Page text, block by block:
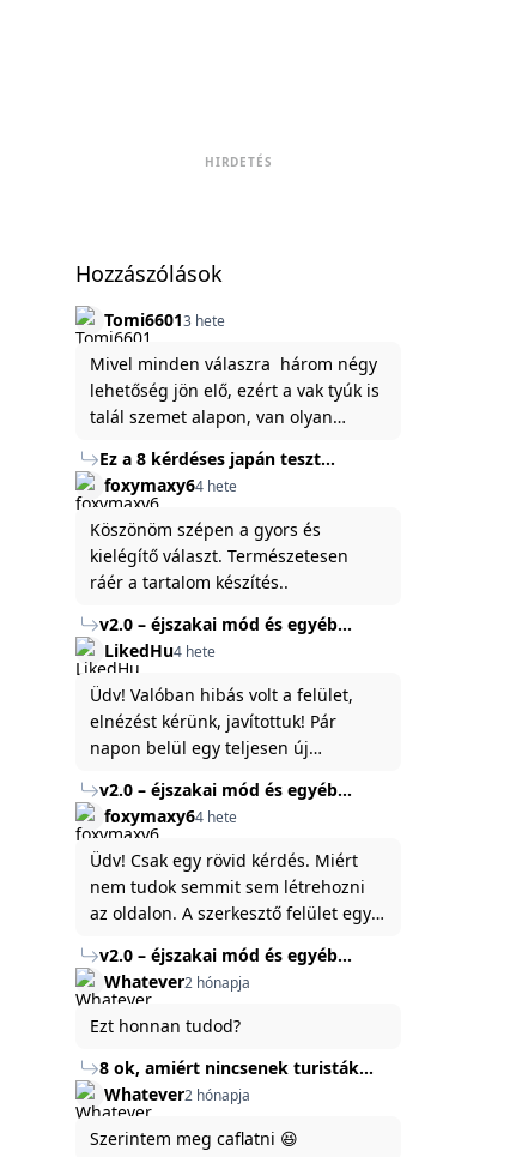
HIRDETÉS
Hozzászólások
Tomi66013 hete
Mivel minden válaszra három négy
lehetőség jön elő, ezért a vak tyúk is
talál szemet alapon, van olyan
Ez a 8 kérdéses japán teszt
hibátlanul feltárja az igazságot
rólad
foxymaxy64 hete
Köszönöm szépen a gyors és
kielégítő választ. Természetesen
ráér a tartalom készítés..
v2.0 – éjszakai mód és egyéb
fejlesztések
LikedHu4 hete
Üdv! Valóban hibás volt a felület,
elnézést kérünk, javítottuk! Pár
napon belül egy teljesen új
weboldal legújabb, 3.0-ás verzióját,
és vélhetően ez zavart be kicsit.Egy
baráti megjegyzés: ha nem fontos
és tud várni néhány napot a
tartalom, amit készíteni
szeretnél, inkább várj néhány napot,
mert ég és föld lesz a különbség a
jelenlegi rendszer és az új között -
legfőképpen egyébként épp
tartalomkészítési szempontból! :)
v2.0 – éjszakai mód és egyéb
fejlesztések
foxymaxy64 hete
Üdv! Csak egy rövid kérdés. Miért
nem tudok semmit sem létrehozni
az oldalon. A szerkesztő felület egy
Köszönöm ha válaszoltok.
v2.0 – éjszakai mód és egyéb
fejlesztések
Whatever2 hónapja
Ezt honnan tudod?
8 ok, amiért nincsenek turisták
Törökország Fekete-tenger felőli
partján
Whatever2 hónapja
Szerintem meg caflatni 😆